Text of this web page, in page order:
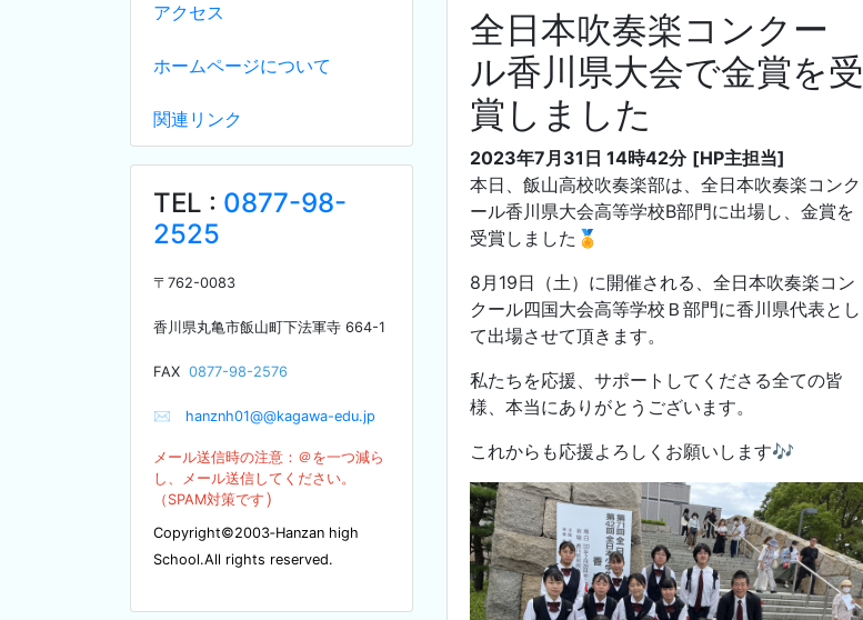
アクセス
ホームページについて
関連リンク
TEL : 0877-98-
2525
〒 762-0083
香川県丸亀市飯山町下法軍寺 664-1
FAX 0877-98-2576
✉ hanznh01@@kagawa-edu.jp
メール送信時の注意：＠を一つ減ら
し、メール送信してください。
（SPAM対策です ）
Copyright©2003‐Hanzan high
School.All rights reserved.
全日本吹奏楽コンクー
ル香川県大会で金賞を受
賞しました
2023年7月31日 14時42分 [HP主担当]
本日、飯山高校吹奏楽部は、全日本吹奏楽コンク
ール香川県大会高等学校B部門に出場し、金賞を
受賞しました🏅
8月19日（土）に開催される、全日本吹奏楽コン
クール四国大会高等学校Ｂ部門に香川県代表とし
て出場させて頂きます。
私たちを応援、サポートしてくださる全ての皆
様、本当にありがとうございます。
これからも応援よろしくお願いします🎶